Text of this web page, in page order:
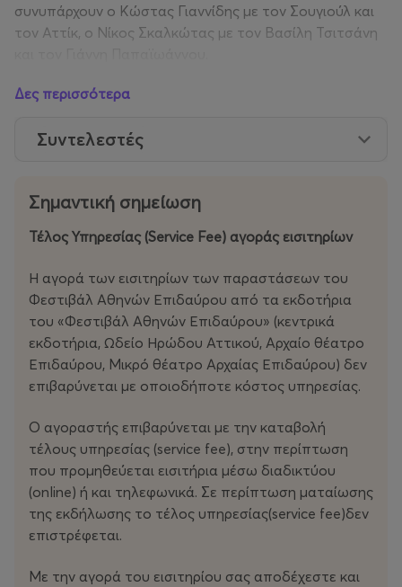
συνυπάρχουν ο Κώστας Γιαννίδης με τον Σουγιούλ και
τον Αττίκ, ο Νίκος Σκαλκώτας με τον Βασίλη Τσιτσάνη
Δες περισσότερα
Συντελεστές
Σημαντική σημείωση
Τέλος Υπηρεσίας (Service Fee) αγοράς εισιτηρίων
Η αγορά των εισιτηρίων των παραστάσεων του
Φεστιβάλ Αθηνών Επιδαύρου από τα εκδοτήρια
του «Φεστιβάλ Αθηνών Επιδαύρου» (κεντρικά
εκδοτήρια, Ωδείο Ηρώδου Αττικού, Αρχαίο θέατρο
Επιδαύρου, Μικρό θέατρο Αρχαίας Επιδαύρου) δεν
επιβαρύνεται με οποιοδήποτε κόστος υπηρεσίας.
Ο αγοραστής επιβαρύνεται με την καταβολή
τέλους υπηρεσίας (service fee), στην περίπτωση
που προμηθεύεται εισιτήρια μέσω διαδικτύου
(οnline) ή και τηλεφωνικά. Σε περίπτωση ματαίωσης
της εκδήλωσης το τέλος υπηρεσίας(service fee)δεν
επιστρέφεται.
Με την αγορά του εισιτηρίου σας αποδέχεστε και